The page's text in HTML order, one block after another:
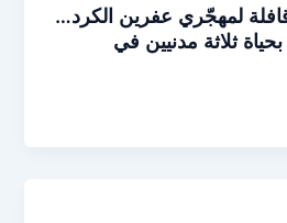
لمهجّري عفرين الكرد…
ثلاثة مدنيين في